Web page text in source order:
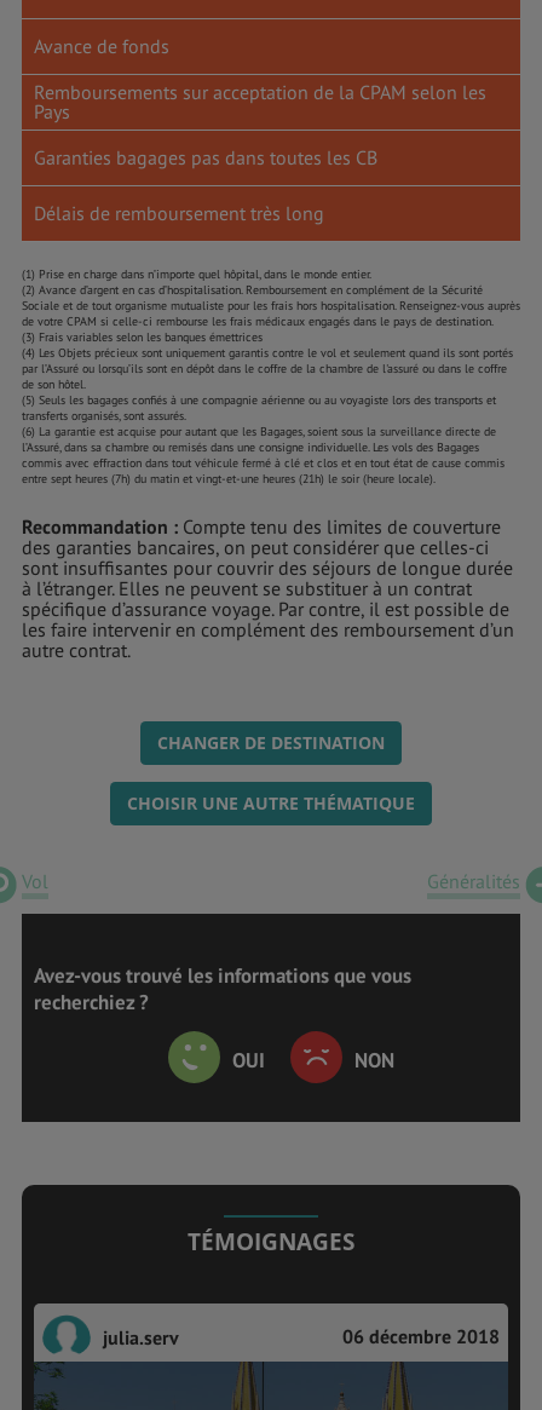
Avance de fonds
Remboursements sur acceptation de la CPAM selon les
Pays
Garanties bagages pas dans toutes les CB
Délais de remboursement très long
(1) Prise en charge dans n’importe quel hôpital, dans le monde entier.
(2) Avance d’argent en cas d’hospitalisation. Remboursement en complément de la Sécurité
Sociale et de tout organisme mutualiste pour les frais hors hospitalisation. Renseignez-vous auprès
de votre CPAM si celle-ci rembourse les frais médicaux engagés dans le pays de destination.
(3) Frais variables selon les banques émettrices
(4) Les Objets précieux sont uniquement garantis contre le vol et seulement quand ils sont portés
par l’Assuré ou lorsqu’ils sont en dépôt dans le coffre de la chambre de l'assuré ou dans le coffre
de son hôtel.
(5) Seuls les bagages confiés à une compagnie aérienne ou au voyagiste lors des transports et
transferts organisés, sont assurés.
(6) La garantie est acquise pour autant que les Bagages, soient sous la surveillance directe de
l’Assuré, dans sa chambre ou remisés dans une consigne individuelle. Les vols des Bagages
commis avec effraction dans tout véhicule fermé à clé et clos et en tout état de cause commis
entre sept heures (7h) du matin et vingt-et-une heures (21h) le soir (heure locale).
Recommandation : Compte tenu des limites de couverture
des garanties bancaires, on peut considérer que celles-ci
sont insuffisantes pour couvrir des séjours de longue durée
à l’étranger. Elles ne peuvent se substituer à un contrat
spécifique d’assurance voyage. Par contre, il est possible de
les faire intervenir en complément des remboursement d’un
autre contrat.
CHANGER DE DESTINATION
CHOISIR UNE AUTRE THÉMATIQUE
Vol Généralités
Avez-vous trouvé les informations que vous
recherchiez ?
OUI NON
TÉMOIGNAGES
julia.serv 06 décembre 2018